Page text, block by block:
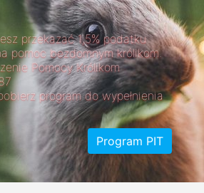
przekazać 1,5% podatku
pomoc bezdomnym królikom.
Pomocy Królikom
program do wypełnienia
Program PIT